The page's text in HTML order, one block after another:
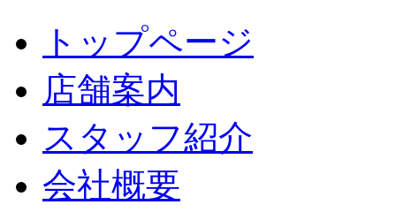
トップページ
店舗案内
スタッフ紹介
会社概要